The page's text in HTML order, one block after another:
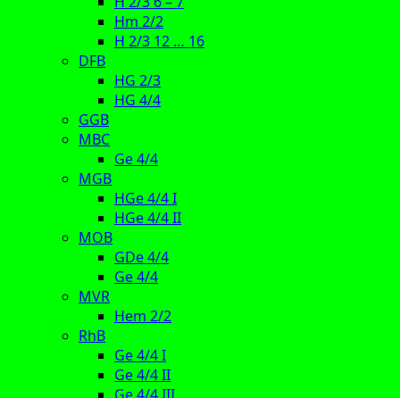
Hm 2/2
H 2/3 12 … 16
DFB
HG 2/3
HG 4/4
GGB
MBC
Ge 4/4
MGB
HGe 4/4 I
HGe 4/4 II
MOB
GDe 4/4
Ge 4/4
MVR
Hem 2/2
RhB
Ge 4/4 I
Ge 4/4 II